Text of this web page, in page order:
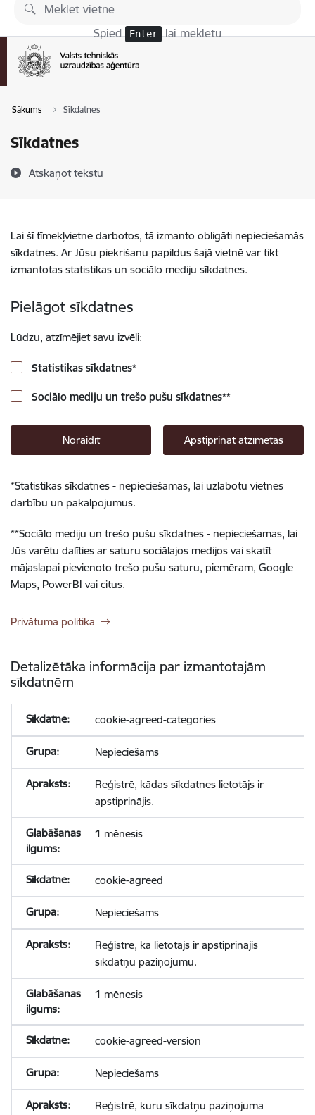
Pāriet uz lapas saturu
Spied Enter lai meklētu
Sākums Sīkdatnes
Sīkdatnes
Atskaņot tekstu
Lai šī tīmekļvietne darbotos, tā izmanto obligāti nepieciešamās
sīkdatnes. Ar Jūsu piekrišanu papildus šajā vietnē var tikt
izmantotas statistikas un sociālo mediju sīkdatnes.
Pielāgot sīkdatnes
Lūdzu, atzīmējiet savu izvēli:
Statistikas sīkdatnes*
Sociālo mediju un trešo pušu sīkdatnes**
Noraidīt Apstiprināt atzīmētās
*Statistikas sīkdatnes - nepieciešamas, lai uzlabotu vietnes
darbību un pakalpojumus.
**Sociālo mediju un trešo pušu sīkdatnes - nepieciešamas, lai
Jūs varētu dalīties ar saturu sociālajos medijos vai skatīt
mājaslapai pievienoto trešo pušu saturu, piemēram, Google
Maps, PowerBI vai citus.
Privātuma politika
Detalizētāka informācija par izmantotajām
sīkdatnēm
cookie-agreed-categories
Nepieciešams
Reģistrē, kādas sīkdatnes lietotājs ir
apstiprinājis.
1 mēnesis
cookie-agreed
Nepieciešams
Reģistrē, ka lietotājs ir apstiprinājis
sīkdatņu paziņojumu.
1 mēnesis
cookie-agreed-version
Nepieciešams
Reģistrē, kuru sīkdatņu paziņojuma